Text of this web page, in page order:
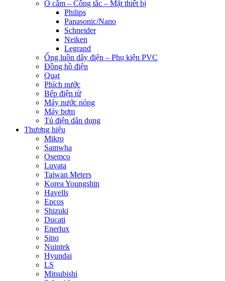
Ổ cắm – Công tắc – Mặt thiết bị
Philips
Panasonic/Nano
Schneider
Neiken
Legrand
Ống luồn dây điện – Phụ kiện PVC
Đồng hồ điện
Quạt
Phích nước
Bếp điện từ
Máy nước nóng
Máy bơm
Tủ điện dân dụng
Thương hiệu
Mikro
Samwha
Osemco
Luvata
Taiwan Meters
Korea Youngshin
Havells
Epcos
Shizuki
Ducati
Enerlux
Sino
Nuintek
Hyundai
LS
Mitsubishi